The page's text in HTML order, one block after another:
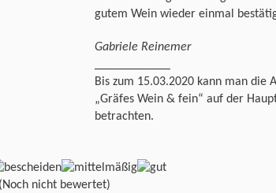
gutem Wein wieder einmal
Gabriele Reinemer
Bis zum 15.03.2020 kann man die
„Gräfes Wein & fein“ auf der
betrachten.
(Noch nicht bewertet)